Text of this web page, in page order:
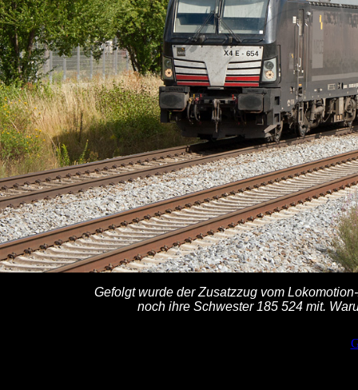
Gefolgt wurde der Zusatzzug vom
noch ihre Schwester 185 524 mit.